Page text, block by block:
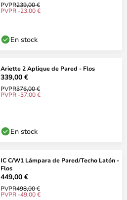
PVPR239,00 €
PVPR -23,00 €
En stock
Ariette 2 Aplique de Pared - Flos
339,00 €
PVPR376,00 €
PVPR -37,00 €
En stock
IC C/W1 Lámpara de Pared/Techo Latón -
Flos
449,00 €
PVPR498,00 €
PVPR -49,00 €